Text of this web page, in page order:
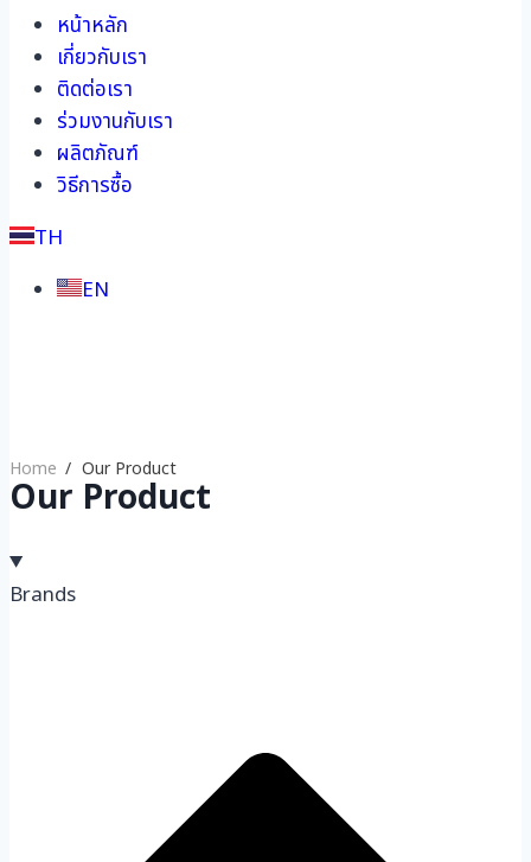
หน้าหลัก
เกี่ยวกับเรา
ติดต่อเรา
ร่วมงานกับเรา
ผลิตภัณฑ์
วิธีการซื้อ
TH
EN
Home Our Product
Our Product
Brands